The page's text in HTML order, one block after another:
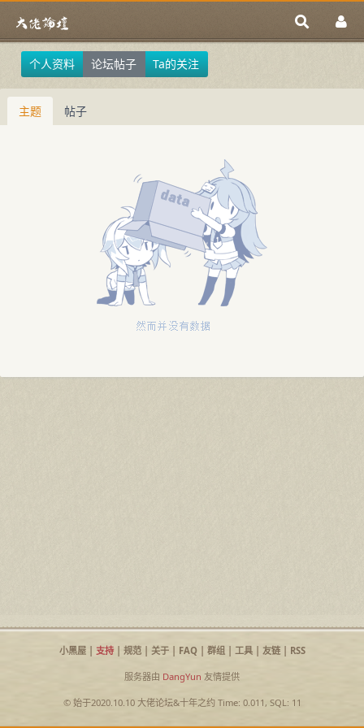
个人资料 论坛帖子 Ta的关注
主题 帖子
小黑屋| 支持| 规范| 关于| FAQ| 群组| 工具| 友链| RSS
服务器由 DangYun 友情提供
© 始于2020.10.10 大佬论坛&十年之约Time: 0.011, SQL: 11